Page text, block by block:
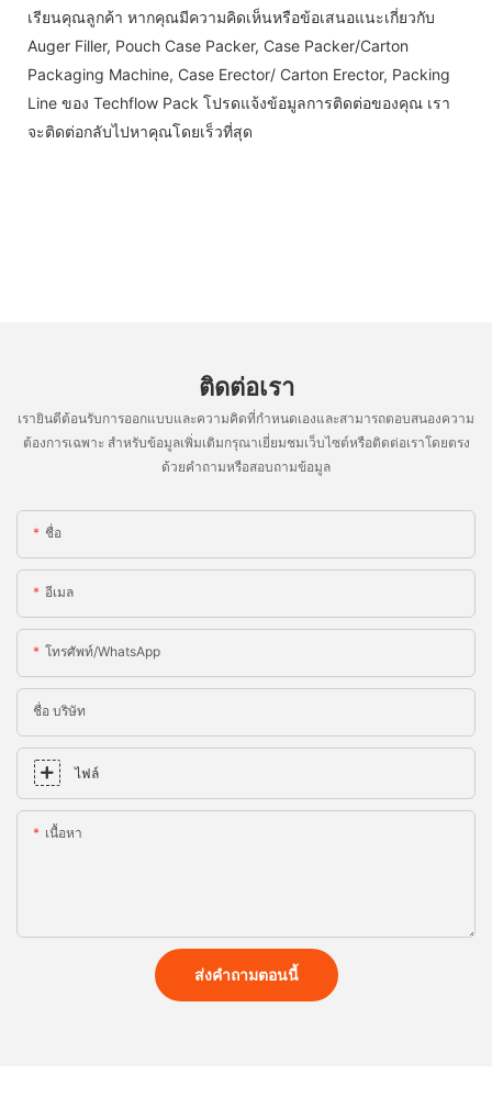
เรียนคุณลูกค้า หากคุณมีความคิดเห็นหรือข้อเสนอแนะเกี่ยวกับ
Auger Filler, Pouch Case Packer, Case Packer/Carton
Packaging Machine, Case Erector/ Carton Erector, Packing
Line ของ Techflow Pack โปรดแจ้งข้อมูลการติดต่อของคุณ เรา
จะติดต่อกลับไปหาคุณโดยเร็วที่สุด
ติดต่อเรา
เรายินดีต้อนรับการออกแบบและความคิดที่กำหนดเองและสามารถตอบสนองความ
ต้องการเฉพาะ สำหรับข้อมูลเพิ่มเติมกรุณาเยี่ยมชมเว็บไซต์หรือติดต่อเราโดยตรง
ด้วยคำถามหรือสอบถามข้อมูล
ชื่อ
อีเมล
โทรศัพท์/WhatsApp
ชื่อ บริษัท
ไฟล์
เนื้อหา
ส่งคำถามตอนนี้